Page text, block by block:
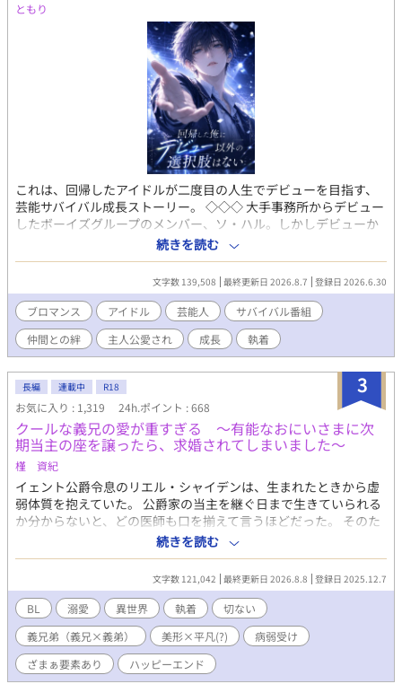
ともり
これは、回帰したアイドルが二度目の人生でデビューを目指す、
芸能サバイバル成長ストーリー。 ◇◇◇ 大手事務所からデビュー
したボーイズグループのメンバー、ソ・ハル。しかしデビューか
らわずか一年でグループは解散し、夢も未来も失ってしまう。 絶
望の中で目を覚ますと、今から三年前の過去に回帰していた。そ
して能力を数値化する謎のシステムまで現れる。 システムからの
メインクエストは韓国最高峰のサバイバルオーディション番組
『PRODUCE:NOVA』で、最終順位七位以内に入り、デビューする
こと。 回帰前の経験とシステムを武器に、今度こそ最高の仲間た
ちとデビューを掴み取る！ ※オリジナルの設定を用いているた
め、実際のサバイバル番組と異なる点が多々ございます
続きを読む
文字数 139,508 最終更新日 2026.8.7 登録日 2026.6.30
ブロマンス アイドル 芸能人
サバイバル番組
仲間との絆
主人公愛され 成長 執着
3
長編 連載中 R18
お気に入り : 1,319 24h.ポイント : 668
クールな義兄の愛が重すぎる ～有能なおにいさまに次
期当主の座を譲ったら、求婚されてしまいました～
槿 資紀
イェント公爵令息のリエル・シャイデンは、生まれたときから虚
弱体質を抱えていた。 公爵家の当主を継ぐ日まで生きていられる
か分からないと、どの医師も口を揃えて言うほどだった。 そのた
め、リエルの代わりに当主を継ぐべく、分家筋から養子をとるこ
とになった。そうしてリエルの前に表れたのがアウレールだっ
た。 アウレールはリエルに献身的に寄り添い、懸命の看病にあた
った。 その甲斐あって、リエルは奇跡の回復を果たした。 そし
て、リエルは、誰よりも自分の生存を諦めなかった義兄の虜にな
った。 義兄は容姿も能力も完全無欠で、公爵家の次期当主として
文句のつけようがない逸材だった。 そんな義兄に憧れ、その後を
追って、難関の王立学院に合格を果たしたリエルだったが、入学
直前のある日、現公爵の父に「跡継ぎをアウレールからお前に戻
続きを読む
文字数 121,042 最終更新日 2026.8.8 登録日 2025.12.7
BL 溺愛 異世界 執着
切ない
義兄弟（義兄×義弟）
美形×平凡(?)
病弱受け
ざまぁ要素あり
ハッピーエンド